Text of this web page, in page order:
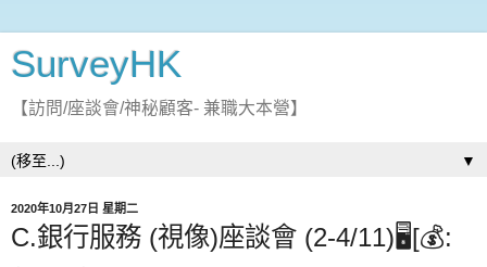
SurveyHK
【訪問/座談會/神秘顧客- 兼職大本營】
▼
2020年10月27日 星期二
C.銀行服務 (視像)座談會 (2-4/11)🖥️[💰: